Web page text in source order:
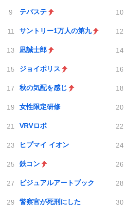
テパステ
サントリー1万人の第九
凪誠士郎
ジョイポリス
秋の気配を感じ
女性限定研修
VRVロボ
ヒプマイ イオン
鉄コン
ビジュアルアートブック
警察官が死刑にした